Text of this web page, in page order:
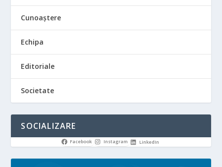
Cunoaștere
Echipa
Editoriale
Societate
SOCIALIZARE
Facebook Instagram LinkedIn